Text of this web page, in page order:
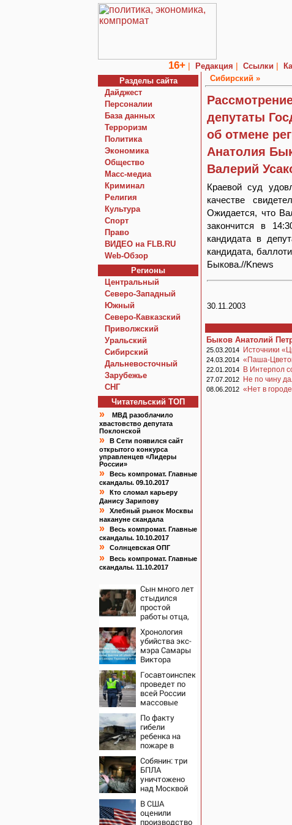
16+ | Редакция | Ссылки |
Разделы сайта
Дайджест
Персоналии
База данных
Терроризм
Политика
Экономика
Общество
Macc-медиа
Криминал
Религия
Культура
Спорт
Право
ВИДЕО на FLB.RU
Web-Обзор
Регионы
Центральный
Северо-Западный
Южный
Северо-Кавказский
Приволжский
Уральский
Сибирский
Дальневосточный
Зарубежье
СНГ
Читательский TOП
»
МВД разоблачило
хвастовство депутата
Поклонской
»
В Сети появился сайт
открытого конкурса
управленцев «Лидеры
России»
»
Весь компромат. Главные
скандалы. 09.10.2017
»
Кто сломал карьеру
Данису Зарипову
»
Хлебный рынок Москвы
накануне скандала
»
Весь компромат. Главные
скандалы. 10.10.2017
» Солнцевская ОПГ
»
Весь компромат. Главные
скандалы. 11.10.2017
Сын много лет
стыдился
простой
работы отца,
ради чего тот
отказался от
карьеры -
история одной
семьи
Хронология
убийства экс-
мэра Самары
Виктора
жены: шесть
шокирующих
фактов, новые
подробности
Госавтоинспекция
проведет по
всей России
массовые
августа
По факту
гибели
ребенка на
пожаре в
возбуждено
уголовное
дело
Собянин: три
БПЛА
уничтожено
над Москвой
В США
оценили
производство
Сибирский »
депутаты
об отмене
Анатолия
Валерий
Краевой суд
качестве
Ожидается, что
закончится в
кандидата в
кандидата,
Быкова.//Knews
30.11.2003
Быков Анатолий
25.03.2014 Источники
24.03.2014 «Паша-
22.01.2014 В Интерпол
27.07.2012 Не по чину
08.06.2012 «Нет в